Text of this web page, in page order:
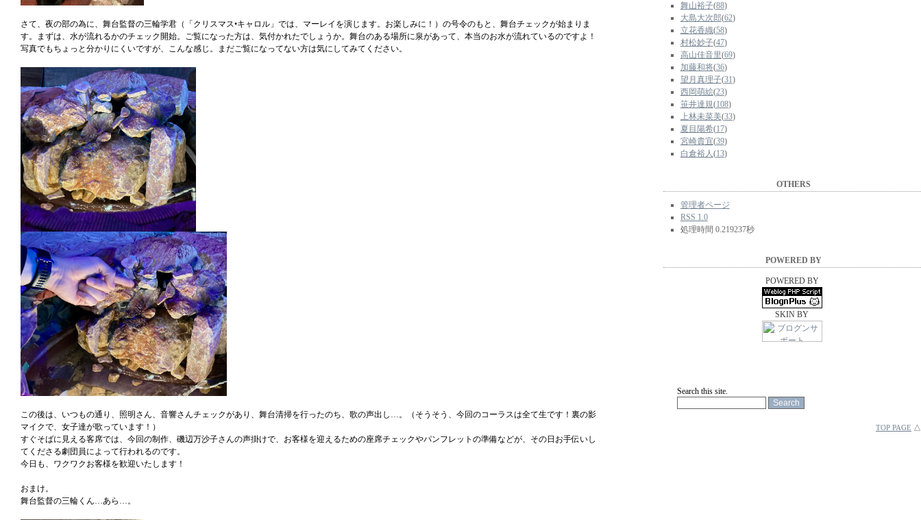
さて、夜の部の為に、舞台監督の三輪学君（「クリスマス•キャロル」では、マーレイを演じます。お楽しみに！）の号令のもと、舞台チェックが始まりま
す。まずは、水が流れるかのチェック開始。ご覧になった方は、気付かれたでしょうか。舞台のある場所に泉があって、本当のお水が流れているのですよ！
写真でもちょっと分かりにくいですが、こんな感じ。まだご覧になってない方は気にしてみてください。
この後は、いつもの通り、照明さん、音響さんチェックがあり、舞台清掃を行ったのち、歌の声出し…。（そうそう、今回のコーラスは全て生です！裏の影
マイクで、女子達が歌っています！）
すぐそばに見える客席では、今回の制作、磯辺万沙子さんの声掛けで、お客様を迎えるための座席チェックやパンフレットの準備などが、その日お手伝いし
てくださる劇団員によって行われるのです。
今日も、ワクワクお客様を歓迎いたします！
おまけ。
舞台監督の三輪くん…あら…。
舞山裕子(88)
大島大次郎(62)
立花香織(58)
村松妙子(47)
高山佳音里(69)
加藤和将(36)
望月真理子(31)
西岡萌絵(23)
笹井達規(108)
上林未菜美(33)
夏目陽希(17)
宮崎貴宜(39)
白倉裕人(13)
OTHERS
管理者ページ
RSS 1.0
処理時間 0.219237秒
POWERED BY
POWERED BY
SKIN BY
Search this site.
TOP PAGE △